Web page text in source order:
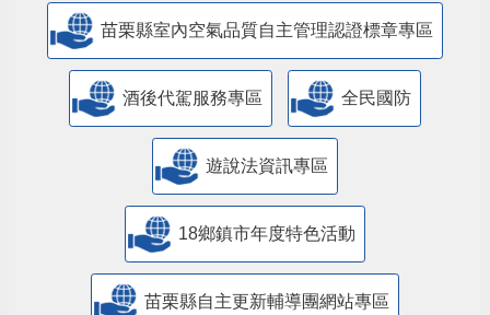
苗栗縣室內空氣品質自主管理認證標章專區
酒後代駕服務專區 全民國防
遊說法資訊專區
18鄉鎮市年度特色活動
苗栗縣自主更新輔導團網站專區